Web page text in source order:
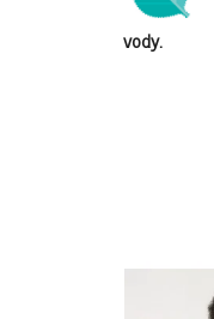
vody.